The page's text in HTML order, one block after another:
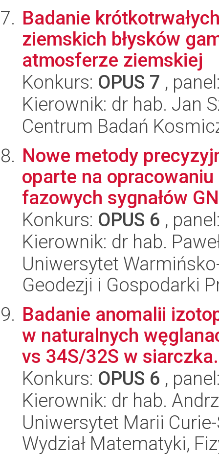
Badanie
ziemskich błysków
atmosferze ziemskiej
Konkurs: OPUS 7 ,
Kierownik: dr hab. Jan
Centrum Badań
Nowe metody
oparte na
fazowych sygnałów
Konkurs: OPUS 6 ,
Kierownik: dr hab.
Uniwersytet
Geodezji i Gospodarki
Badanie anomalii
w naturalnych
vs 34S/32S w
Konkurs: OPUS 6 ,
Kierownik: dr hab.
Uniwersytet Marii
Wydział Matematyki,